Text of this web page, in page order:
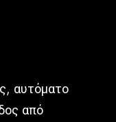
αυτόματο
από